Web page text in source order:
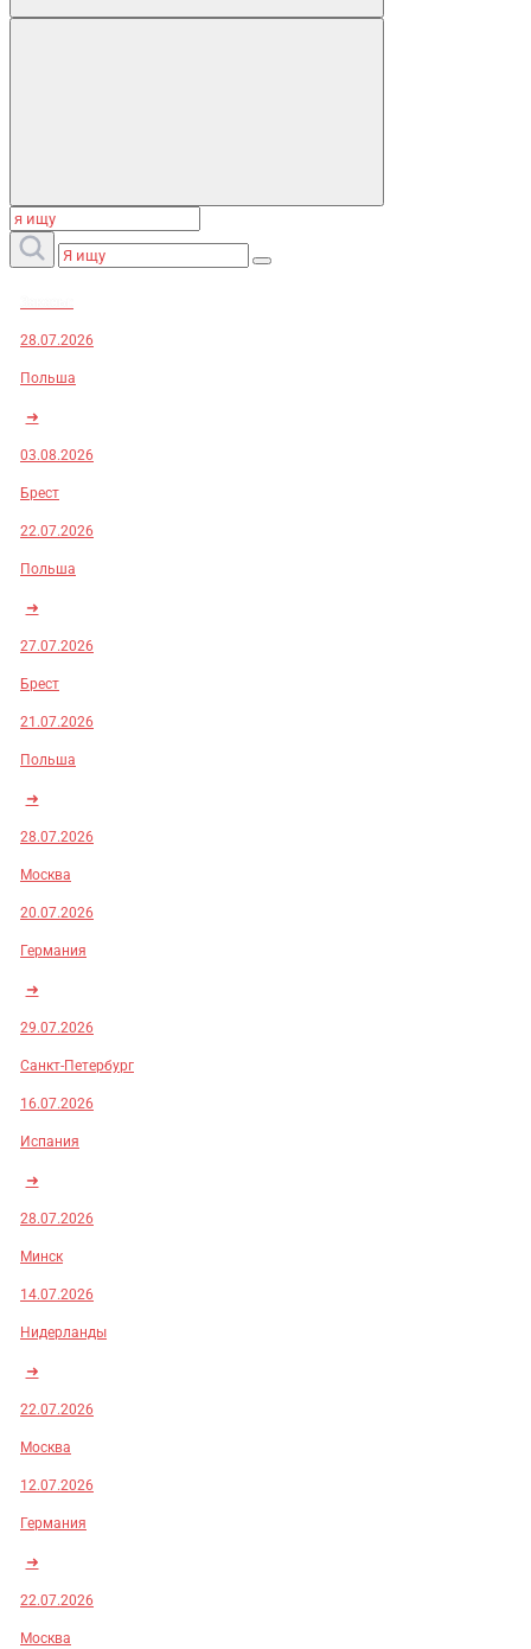
28.07.2026
Польша
➜
03.08.2026
Брест
22.07.2026
Польша
➜
27.07.2026
Брест
21.07.2026
Польша
➜
28.07.2026
Москва
20.07.2026
Германия
➜
29.07.2026
Санкт-Петербург
16.07.2026
Испания
➜
28.07.2026
Минск
14.07.2026
Нидерланды
➜
22.07.2026
Москва
12.07.2026
Германия
➜
22.07.2026
Москва